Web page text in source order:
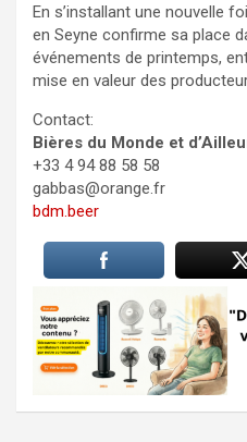
En s’installant une nouvelle
en Seyne confirme sa place
événements de printemps,
mise en valeur des
​Contact:
Bières du Monde et
+33 4 94 88 58 58
gabbas@orange.fr
bdm.beer